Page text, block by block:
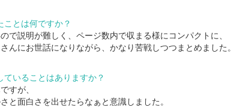
とは何ですか？
で説明が難しく、ページ数内で収まる様にコンパクトに、
にお世話になりながら、かなり苦戦しつつまとめました。
いることはありますか？
すが、
と面白さを出せたらなぁと意識しました。